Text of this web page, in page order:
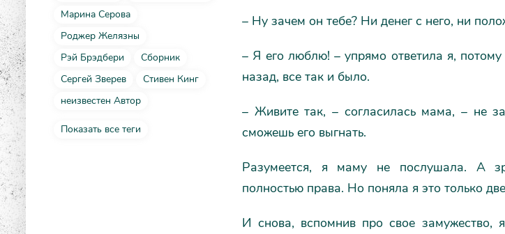
Марина Серова
Роджер Желязны
Рэй Брэдбери
Сборник
Сергей Зверев
Стивен Кинг
неизвестен Автор
Показать все теги
– Ну зачем он тебе? Ни денег с него, ни
– Я его люблю! – упрямо ответила я,
назад, все так и было.
– Живите так, – согласилась мама, – не
сможешь его выгнать.
Разумеется, я маму не послушала. А
полностью права. Но поняла я это только
И снова, вспомнив про свое замужество,